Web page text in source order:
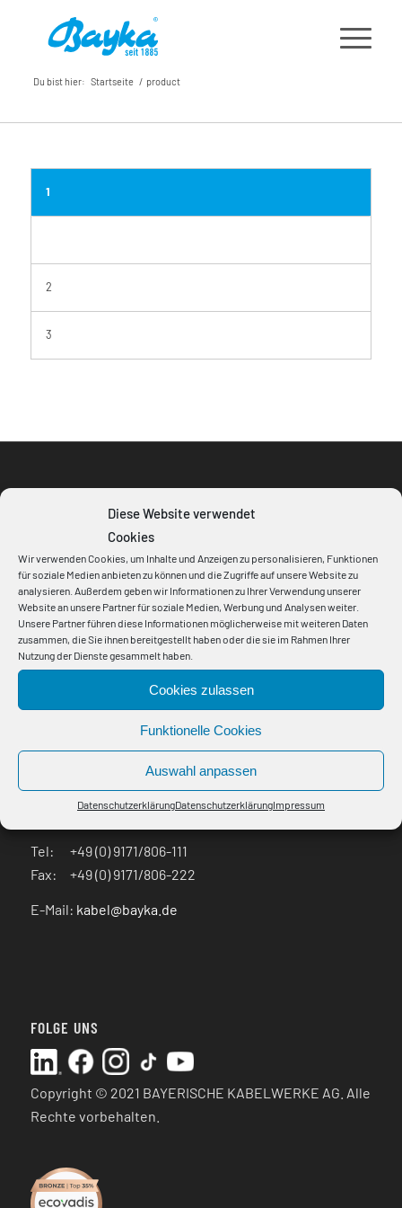
Diese Website verwendet
Cookies
Wir verwenden Cookies, um Inhalte und Anzeigen zu personalisieren, Funktionen
für soziale Medien anbieten zu können und die Zugriffe auf unsere Website zu
analysieren. Außerdem geben wir Informationen zu Ihrer Verwendung unserer
Website an unsere Partner für soziale Medien, Werbung und Analysen weiter.
Unsere Partner führen diese Informationen möglicherweise mit weiteren Daten
zusammen, die Sie ihnen bereitgestellt haben oder die sie im Rahmen Ihrer
Nutzung der Dienste gesammelt haben.
Cookies zulassen
Funktionelle Cookies
Auswahl anpassen
DatenschutzerklärungDatenschutzerklärungImpressum
Du bist hier: Startseite / product
1
2
3
Datenschutz
Haftungsausschluss
AVB
BAYERISCHE KABELWERKE AG
Otto-Schrimpff-Straße 2
D – 91154 Roth
Tel: +49 (0) 9171/806-111
Fax: +49 (0) 9171/806-222
E-Mail: kabel@bayka.de
FOLGE UNS
Copyright © 2021 BAYERISCHE KABELWERKE AG. Alle
Rechte vorbehalten.